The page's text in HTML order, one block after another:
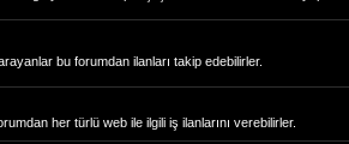
bu forumdan ilanları takip edebilirler.
her türlü web ile ilgili iş ilanlarını verebilirler.